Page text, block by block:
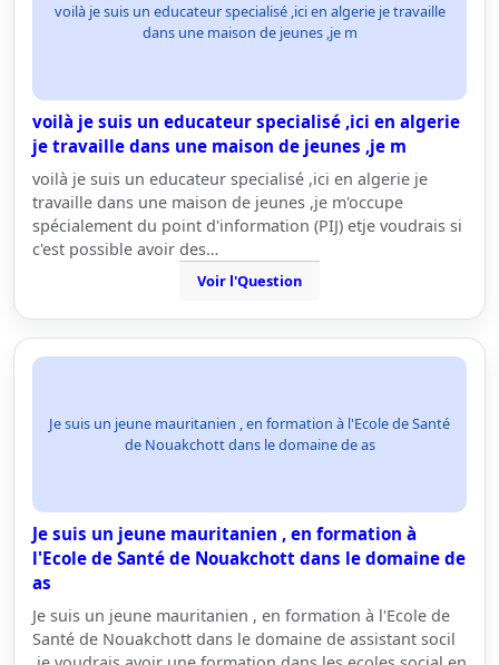
voilà je suis un educateur specialisé ,ici en algerie je travaille
dans une maison de jeunes ,je m
voilà je suis un educateur specialisé ,ici en algerie
je travaille dans une maison de jeunes ,je m
voilà je suis un educateur specialisé ,ici en algerie je
travaille dans une maison de jeunes ,je m'occupe
spécialement du point d'information (PIJ) etje voudrais si
c'est possible avoir des…
Voir l'Question
Je suis un jeune mauritanien , en formation à l'Ecole de Santé
de Nouakchott dans le domaine de as
Je suis un jeune mauritanien , en formation à
l'Ecole de Santé de Nouakchott dans le domaine de
as
Je suis un jeune mauritanien , en formation à l'Ecole de
Santé de Nouakchott dans le domaine de assistant socil